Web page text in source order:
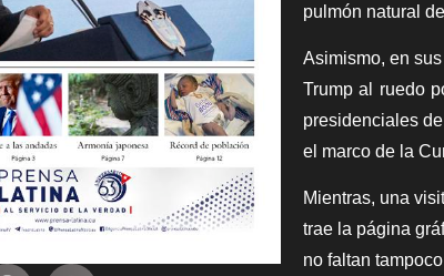
pulmón natural
Asimismo, en
Trump al ruedo
presidenciales
el marco de la
Mientras, una
trae la página
no faltan